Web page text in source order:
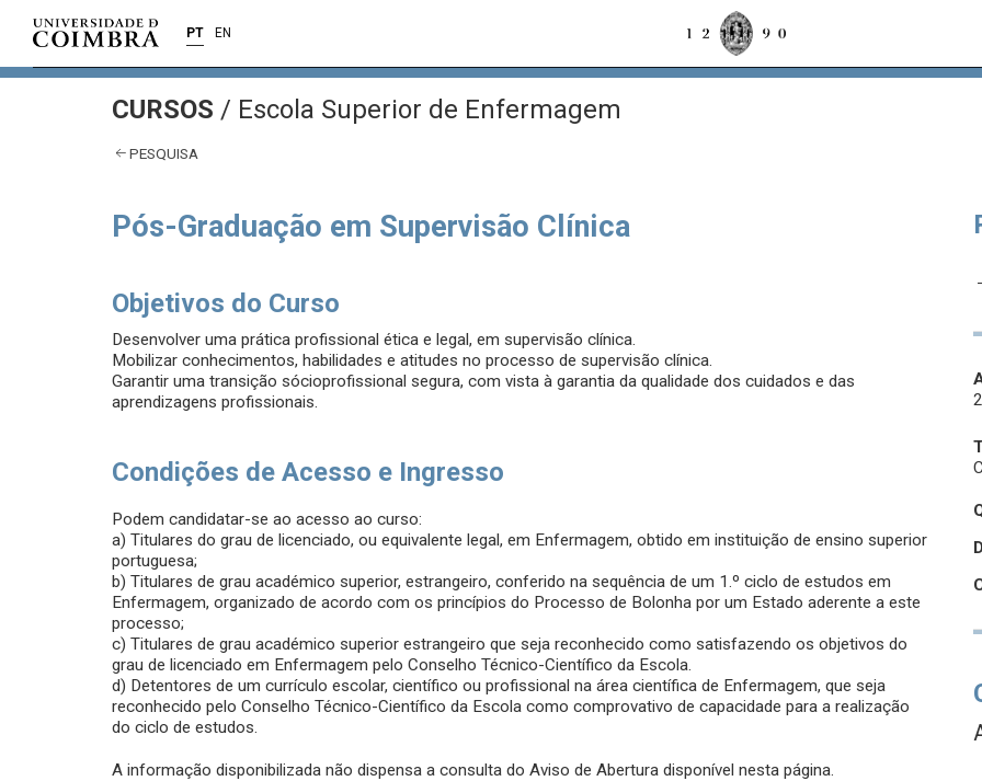
PT EN
CURSOS / Escola Superior de Enfermagem
PESQUISA
Pós-Graduação em Supervisão Clínica
Objetivos do Curso
Desenvolver uma prática profissional ética e legal, em supervisão clínica.
Mobilizar conhecimentos, habilidades e atitudes no processo de supervisão clínica.
Garantir uma transição sócioprofissional segura, com vista à garantia da qualidade dos cuidados e das
aprendizagens profissionais.
Condições de Acesso e Ingresso
Podem candidatar-se ao acesso ao curso:
a) Titulares do grau de licenciado, ou equivalente legal, em Enfermagem, obtido em instituição de ensino superior
portuguesa;
b) Titulares de grau académico superior, estrangeiro, conferido na sequência de um 1.º ciclo de estudos em
Enfermagem, organizado de acordo com os princípios do Processo de Bolonha por um Estado aderente a este
processo;
c) Titulares de grau académico superior estrangeiro que seja reconhecido como satisfazendo os objetivos do
grau de licenciado em Enfermagem pelo Conselho Técnico-Científico da Escola.
d) Detentores de um currículo escolar, científico ou profissional na área científica de Enfermagem, que seja
reconhecido pelo Conselho Técnico-Científico da Escola como comprovativo de capacidade para a realização
do ciclo de estudos.
A informação disponibilizada não dispensa a consulta do Aviso de Abertura disponível nesta página.